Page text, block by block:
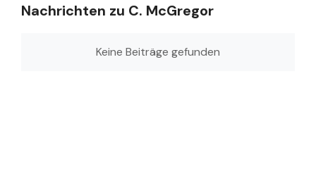
Nachrichten zu C. McGregor
Keine Beiträge gefunden